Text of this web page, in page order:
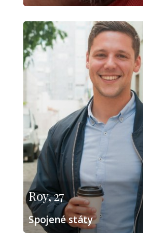
Roy, 27
Spojené státy